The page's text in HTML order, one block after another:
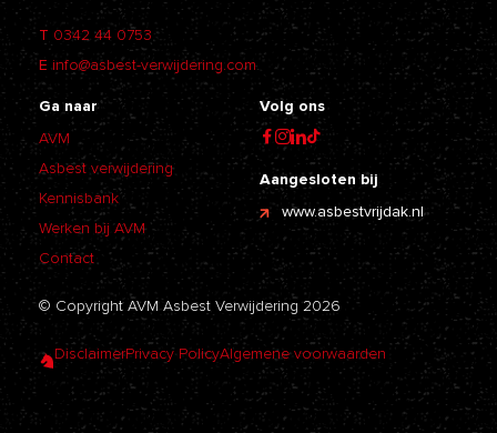
T 0342 44 0753
E info@asbest-verwijdering.com
Ga naar
AVM
Asbest verwijdering
Kennisbank
Werken bij AVM
Contact
Volg ons
Aangesloten bij
www.asbestvrijdak.nl
© Copyright AVM Asbest Verwijdering 2026
DisclaimerPrivacy PolicyAlgemene voorwaarden